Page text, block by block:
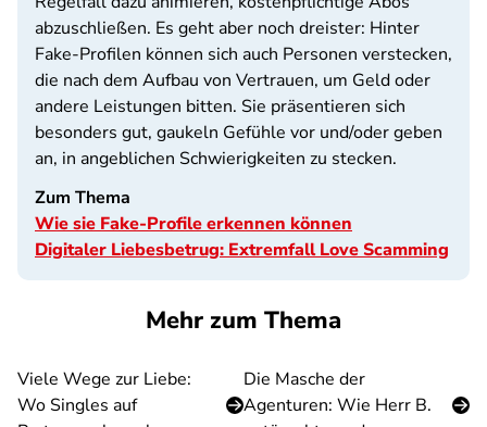
abzuschließen. Es geht aber noch dreister: Hinter
Fake-Profilen können sich auch Personen verstecken,
die nach dem Aufbau von Vertrauen, um Geld oder
andere Leistungen bitten. Sie präsentieren sich
besonders gut, gaukeln Gefühle vor und/oder geben
an, in angeblichen Schwierigkeiten zu stecken.
Zum Thema
Wie sie Fake-Profile erkennen können
Digitaler Liebesbetrug: Extremfall Love Scamming
Mehr zum Thema
Viele Wege zur Liebe:
Wo Singles auf
Die Masche der
Agenturen: Wie Herr B.